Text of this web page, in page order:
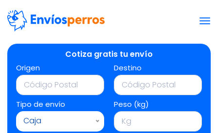
Cotiza gratis tu envío
Origen Destino
Tipo de envío
Caja
Peso (kg)